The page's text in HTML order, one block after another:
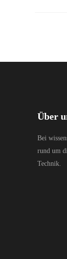
Über
Bei
rund um
Technik.